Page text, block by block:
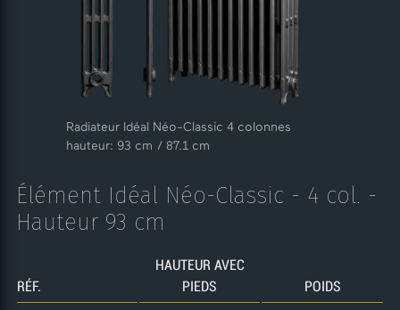
Radiateur Idéal Néo-Classic 4 colonnes
hauteur: 93 cm / 87.1 cm
Élément Idéal Néo-Classic - 4 col. -
Hauteur 93 cm
RÉF.
HAUTEUR AVEC
PIEDS
POIDS